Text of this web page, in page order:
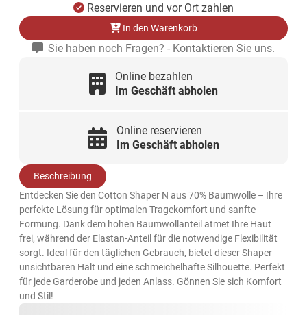
Reservieren und vor Ort zahlen
In den Warenkorb
Sie haben noch Fragen? - Kontaktieren Sie uns.
Online bezahlen
Im Geschäft abholen
Online reservieren
Im Geschäft abholen
Beschreibung
Entdecken Sie den Cotton Shaper N aus 70% Baumwolle – Ihre
perfekte Lösung für optimalen Tragekomfort und sanfte
Formung. Dank dem hohen Baumwollanteil atmet Ihre Haut
frei, während der Elastan-Anteil für die notwendige Flexibilität
sorgt. Ideal für den täglichen Gebrauch, bietet dieser Shaper
unsichtbaren Halt und eine schmeichelhafte Silhouette. Perfekt
für jede Garderobe und jeden Anlass. Gönnen Sie sich Komfort
und Stil!